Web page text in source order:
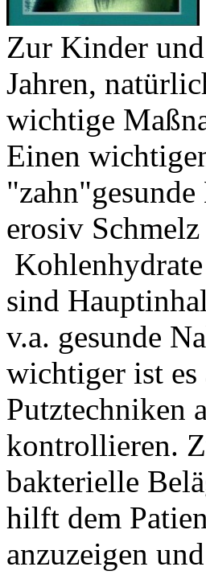
Zur Kinder
Jahren,
wichtige
Einen
erosiv
sind
v.a. gesunde
wichtiger ist
Putztechniken
kontrollieren.
bakterielle
hilft dem
anzuzeigen